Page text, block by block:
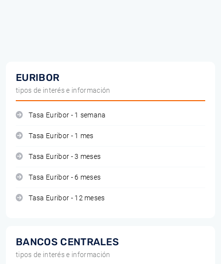
EURIBOR
tipos de interés e información
Tasa Euribor - 1 semana
Tasa Euribor - 1 mes
Tasa Euribor - 3 meses
Tasa Euribor - 6 meses
Tasa Euribor - 12 meses
BANCOS CENTRALES
tipos de interés e información